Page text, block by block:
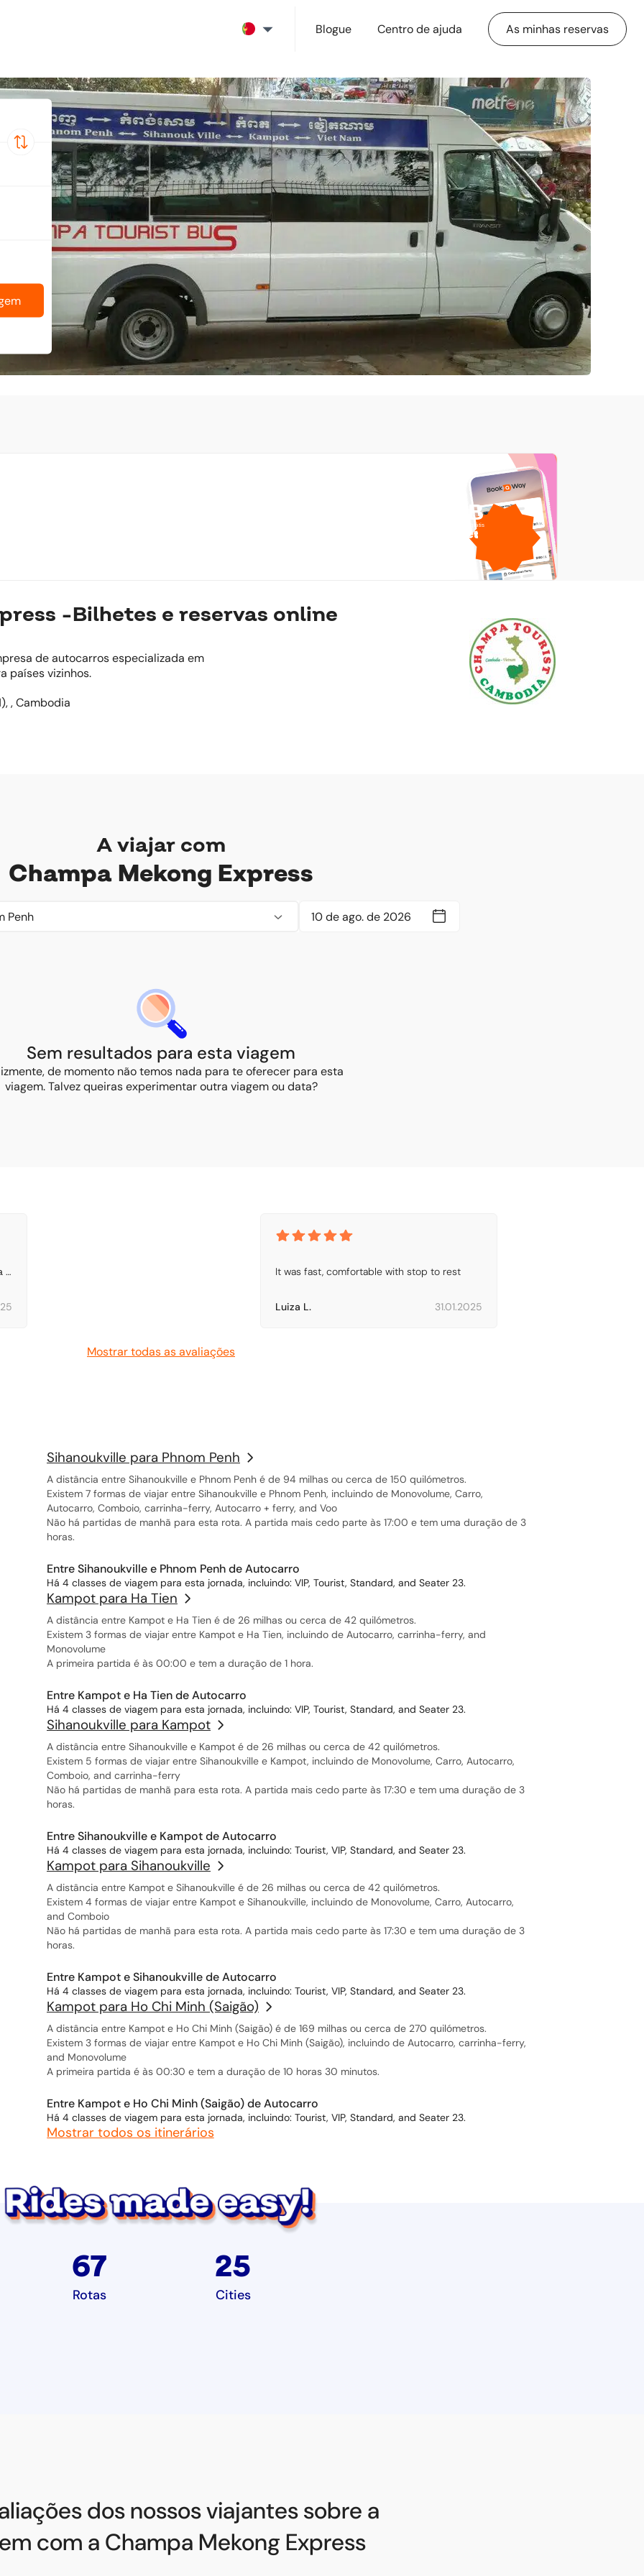
Blogue Centro de ajuda As minhas reservas
1 GB
dados móveis grátis
-Bilhetes e reservas online
de autocarros especializada em
países vizinhos.
, Cambodia
A viajar com
Champa Mekong Express
Penh
Sem resultados para esta viagem
de momento não temos nada para te oferecer para esta
viagem. Talvez queiras experimentar outra viagem ou data?
It was fast, comfortable with stop to rest
Luiza L. 31.01.2025
Mostrar todas as avaliações
Sihanoukville para Phnom Penh
A distância entre Sihanoukville e Phnom Penh é de 94 milhas ou cerca de 150 quilómetros.
Existem 7 formas de viajar entre Sihanoukville e Phnom Penh, incluindo de Monovolume, Carro,
Autocarro, Comboio, carrinha-ferry, Autocarro + ferry, and Voo
Não há partidas de manhã para esta rota. A partida mais cedo parte às 17:00 e tem uma duração de 3
horas.
Entre Sihanoukville e Phnom Penh de Autocarro
Há 4 classes de viagem para esta jornada, incluindo: VIP, Tourist, Standard, and Seater 23.
Kampot para Ha Tien
A distância entre Kampot e Ha Tien é de 26 milhas ou cerca de 42 quilómetros.
Existem 3 formas de viajar entre Kampot e Ha Tien, incluindo de Autocarro, carrinha-ferry, and
Monovolume
A primeira partida é às 00:00 e tem a duração de 1 hora.
Entre Kampot e Ha Tien de Autocarro
Há 4 classes de viagem para esta jornada, incluindo: VIP, Tourist, Standard, and Seater 23.
Sihanoukville para Kampot
A distância entre Sihanoukville e Kampot é de 26 milhas ou cerca de 42 quilómetros.
Existem 5 formas de viajar entre Sihanoukville e Kampot, incluindo de Monovolume, Carro, Autocarro,
Comboio, and carrinha-ferry
Não há partidas de manhã para esta rota. A partida mais cedo parte às 17:30 e tem uma duração de 3
horas.
Entre Sihanoukville e Kampot de Autocarro
Há 4 classes de viagem para esta jornada, incluindo: Tourist, VIP, Standard, and Seater 23.
Kampot para Sihanoukville
A distância entre Kampot e Sihanoukville é de 26 milhas ou cerca de 42 quilómetros.
Existem 4 formas de viajar entre Kampot e Sihanoukville, incluindo de Monovolume, Carro, Autocarro,
and Comboio
Não há partidas de manhã para esta rota. A partida mais cedo parte às 17:30 e tem uma duração de 3
horas.
Entre Kampot e Sihanoukville de Autocarro
Há 4 classes de viagem para esta jornada, incluindo: Tourist, VIP, Standard, and Seater 23.
Kampot para Ho Chi Minh (Saigão)
A distância entre Kampot e Ho Chi Minh (Saigão) é de 169 milhas ou cerca de 270 quilómetros.
Existem 3 formas de viajar entre Kampot e Ho Chi Minh (Saigão), incluindo de Autocarro, carrinha-ferry,
and Monovolume
A primeira partida é às 00:30 e tem a duração de 10 horas 30 minutos.
Entre Kampot e Ho Chi Minh (Saigão) de Autocarro
Há 4 classes de viagem para esta jornada, incluindo: Tourist, VIP, Standard, and Seater 23.
Mostrar todos os itinerários
25
Cities
67
Rotas
dos nossos viajantes sobre a
com a Champa Mekong Express